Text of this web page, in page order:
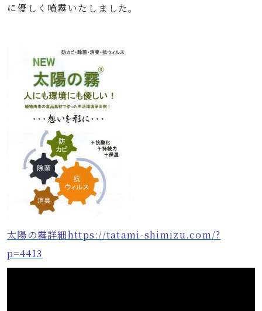
に優しく噴霧いたしました。
太陽の霧詳細https://tatami-shimizu.com/?
p=4413